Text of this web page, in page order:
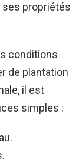
propriétés
conditions
de plantation
il est
simples :